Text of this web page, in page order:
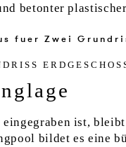
betonter
eingegraben ist,
bildet es eine